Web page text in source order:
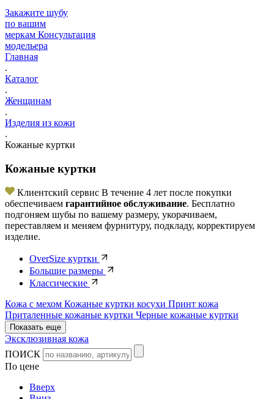
Закажите шубу
по вашим
меркам Консультация
модельера
Главная
.
Каталог
.
Женщинам
.
Изделия из кожи
.
Кожаные куртки
Кожаные куртки
Клиентский сервис В течение 4 лет после покупки
обеспечиваем гарантийное обслуживание. Бесплатно
подгоняем шубы по вашему размеру, укорачиваем,
переставляем и меняем фурнитуру, подкладу, корректируем
изделие.
OverSize куртки
Большие размеры
Классические
Кожа с мехом Кожаные куртки косухи Принт кожа
Приталенные кожаные куртки Черные кожаные куртки
Показать еще
Эксклюзивная кожа
ПОИСК
По цене
Вверх